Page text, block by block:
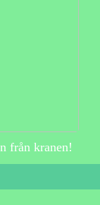
från kranen!